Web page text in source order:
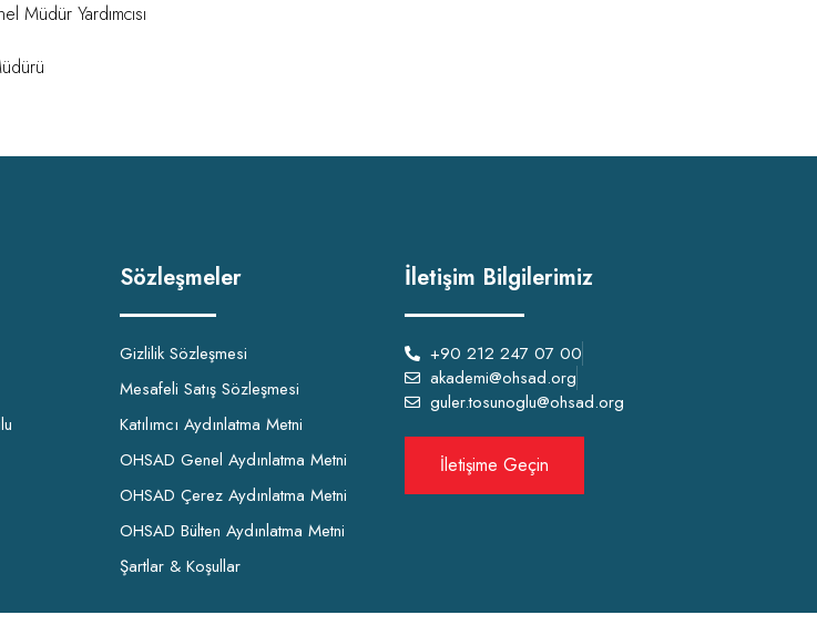
Müdür Yardımcısı
Sözleşmeler
Gizlilik Sözleşmesi
Mesafeli Satış Sözleşmesi
Katılımcı Aydınlatma Metni
OHSAD Genel Aydınlatma Metni
OHSAD Çerez Aydınlatma Metni
OHSAD Bülten Aydınlatma Metni
Şartlar & Koşullar
İletişim Bilgilerimiz
+90 212 247 07 00
akademi@ohsad.org
guler.tosunoglu@ohsad.org
İletişime Geçin